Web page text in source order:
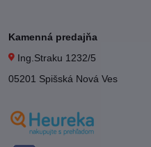
Kamenná predajňa
Ing.Straku 1232/5
05201 Spišská Nová Ves